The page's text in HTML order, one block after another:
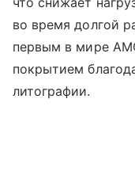
во время долгой
первым в мире
покрытием
литографии.